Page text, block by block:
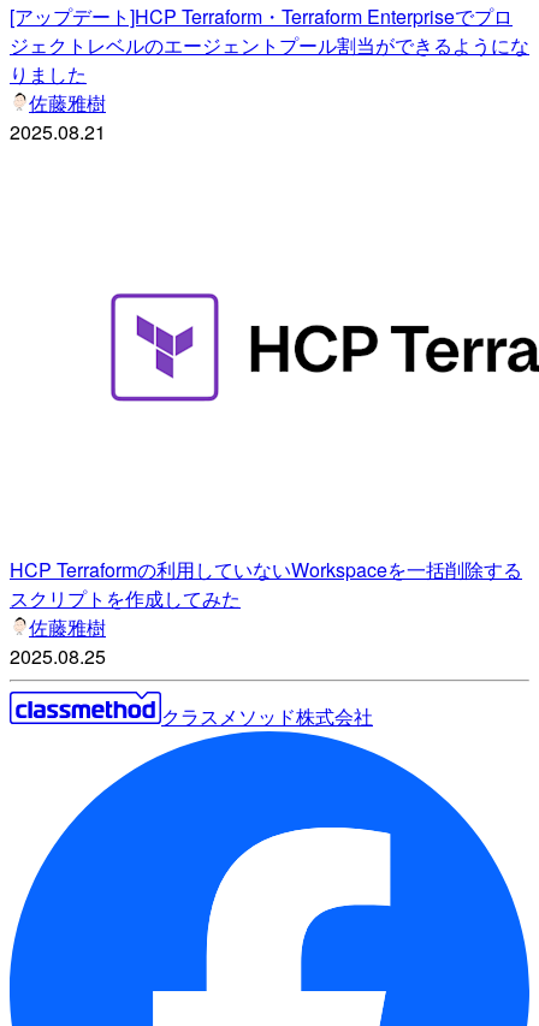
[アップデート]HCP Terraform・Terraform Enterpriseでプロ
ジェクトレベルのエージェントプール割当ができるようにな
りました
佐藤雅樹
2025.08.21
HCP Terraformの利用していないWorkspaceを一括削除する
スクリプトを作成してみた
佐藤雅樹
2025.08.25
クラスメソッド株式会社